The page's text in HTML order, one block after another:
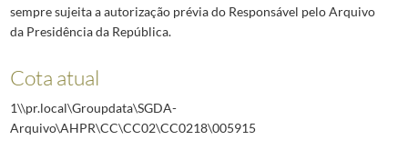
sempre sujeita a autorização prévia do Responsável pelo Arquivo
da Presidência da República.
Cota atual
1\\pr.local\Groupdata\SGDA-
Arquivo\AHPR\CC\CC02\CC0218\005915